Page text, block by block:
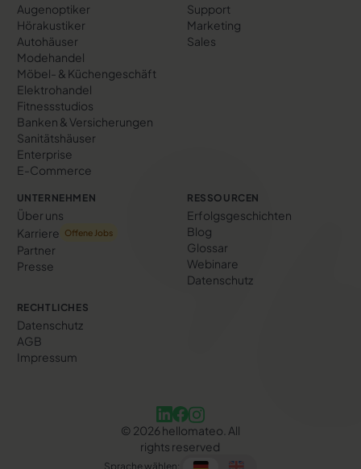
Augenoptiker
Hörakustiker
Autohäuser
Modehandel
Möbel- & Küchengeschäft
Elektrohandel
Fitnessstudios
Banken & Versicherungen
Sanitätshäuser
Enterprise
E-Commerce
Support
Marketing
Sales
UNTERNEHMEN
Über uns
Karriere
Offene Jobs
Partner
Presse
RESSOURCEN
Erfolgs­geschichten
Blog
Glossar
Webinare
Datenschutz
RECHTLICHES
Datenschutz
AGB
Impressum
© 2026 hellomateo. All
rights reserved
Sprache wählen: